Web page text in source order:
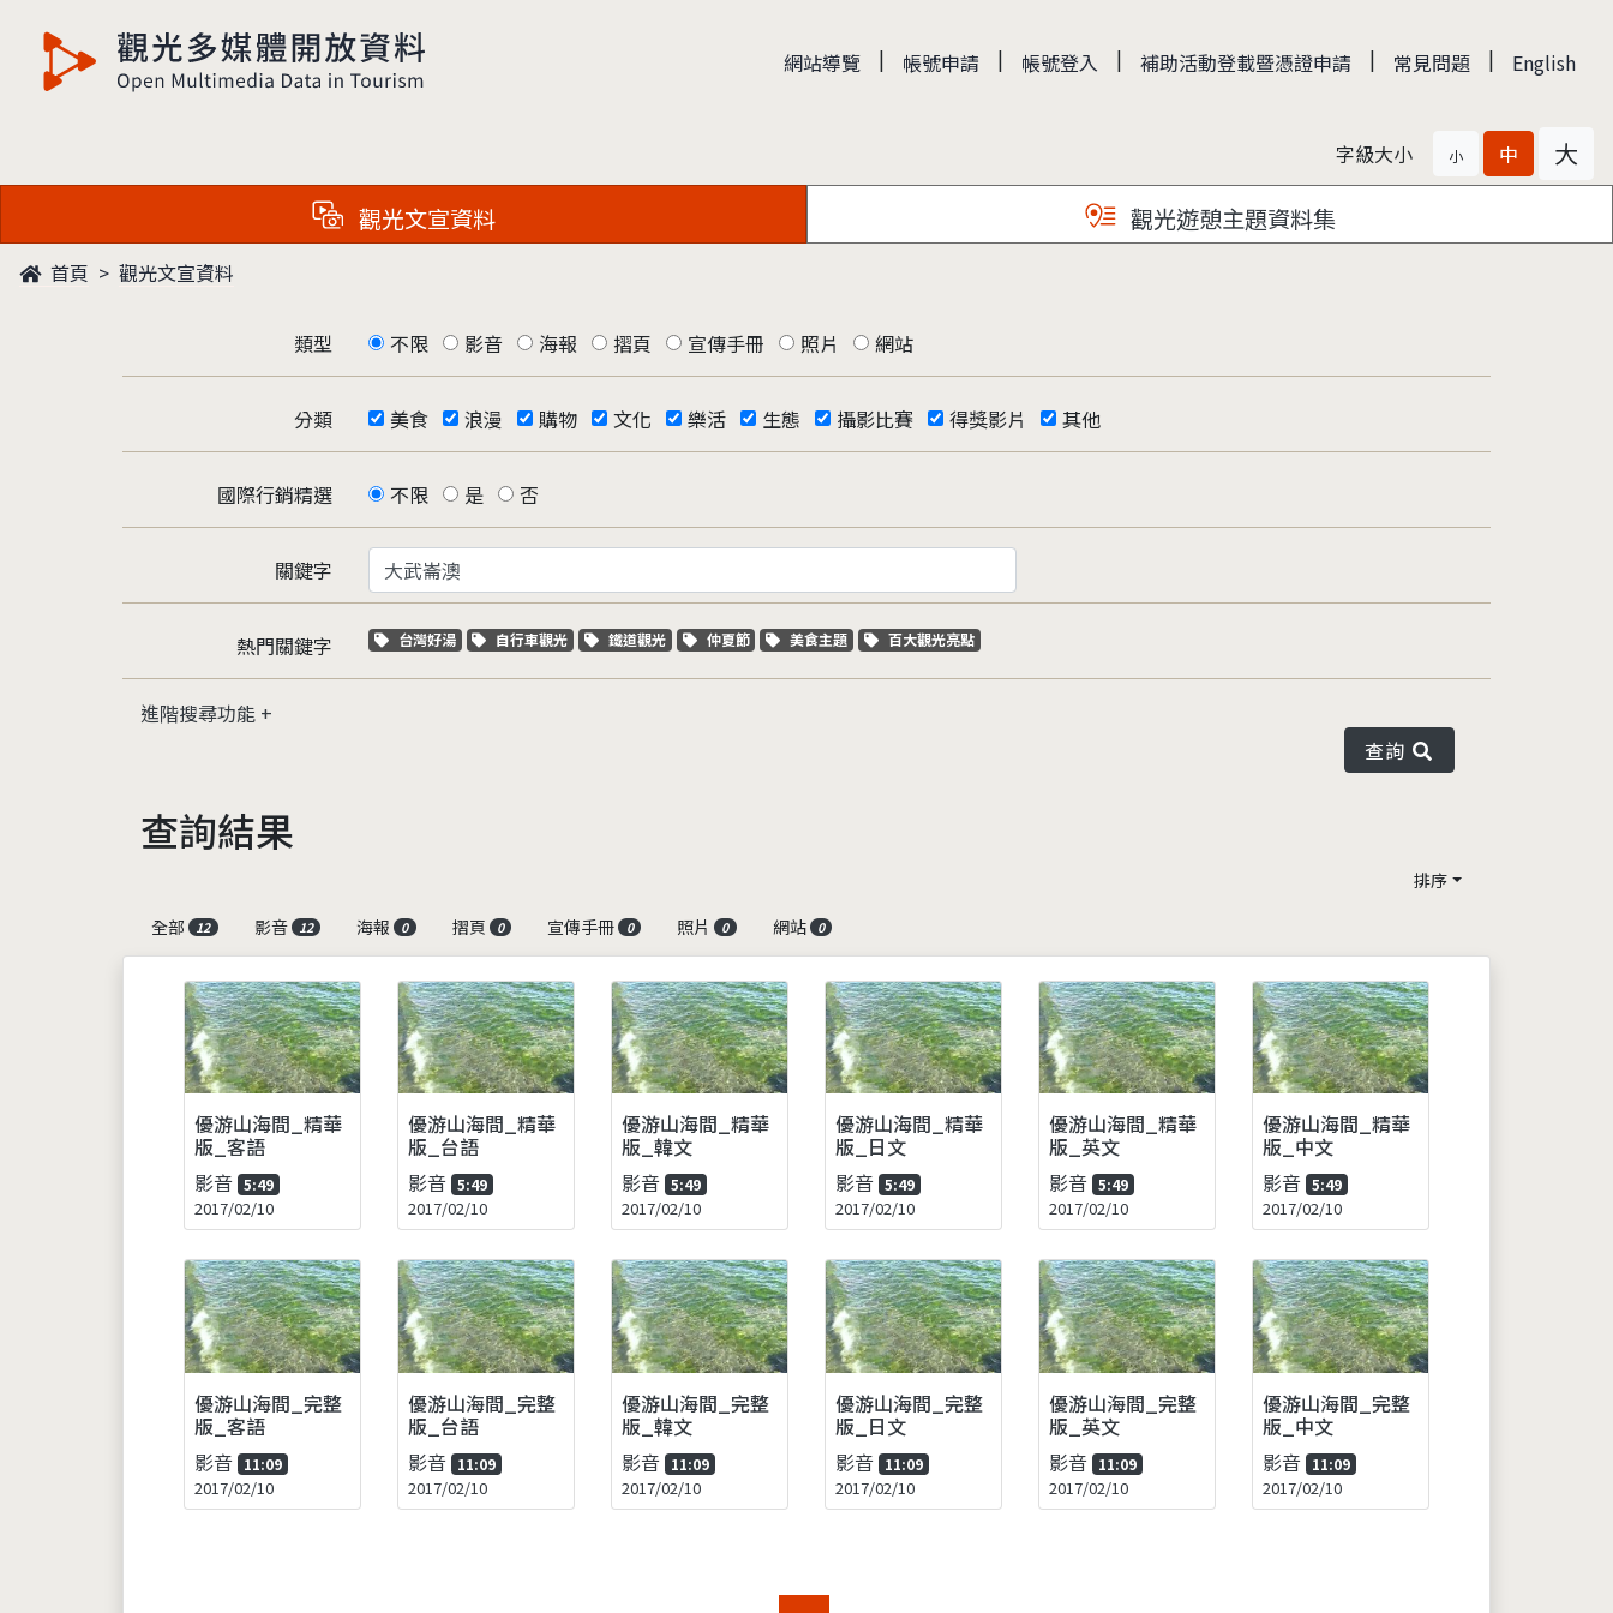
觀光多媒體開放資料 網站導覽 | 帳號申請 | 帳號登入 | 補助活動登載暨憑證申請 | 常見問題 | English
字級大小 小 中 大
觀光文宣資料 觀光遊憩主題資料集
首頁 觀光文宣資料
類型 不限 影音 海報 摺頁 宣傳手冊 照片 網站
分類 美食 浪漫 購物 文化 樂活 生態 攝影比賽 得獎影片 其他
國際行銷精選 不限 是 否
關鍵字
熱門關鍵字 關鍵字標籤
台灣好湯 關鍵字標籤
自行車觀光 關鍵字標籤
鐵道觀光 關鍵字標籤
仲夏節 關鍵字標籤
美食主題 關鍵字標籤
百大觀光亮點
進階搜尋功能
查詢
查詢結果
排序
全部
12 影音 12 海報 0 摺頁 0 宣傳手冊 0 照片 0 網站 0
優游山海間_精華
版_客語
影音 5:49
2017/02/10
優游山海間_精華
版_台語
影音 5:49
2017/02/10
優游山海間_精華
版_韓文
影音 5:49
2017/02/10
優游山海間_精華
版_日文
影音 5:49
2017/02/10
優游山海間_精華
版_英文
影音 5:49
2017/02/10
優游山海間_精華
版_中文
影音 5:49
2017/02/10
優游山海間_完整
版_客語
影音 11:09
2017/02/10
優游山海間_完整
版_台語
影音 11:09
2017/02/10
優游山海間_完整
版_韓文
影音 11:09
2017/02/10
優游山海間_完整
版_日文
影音 11:09
2017/02/10
優游山海間_完整
版_英文
影音 11:09
2017/02/10
優游山海間_完整
版_中文
影音 11:09
2017/02/10